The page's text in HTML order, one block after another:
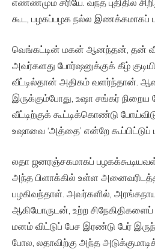
கூட, பழகப்பழக நல்ல இணக்கமாகப்
வெங்கட்டின் மகன் ஆனந்தன், தன்
அவர்களது போர்ஷனுக்குக் கீழ்
வீட்டில்தான் அதிகம் வளர்ந்தான்.
இருக்கும்போது, உஷா சங்கர்
வீட்டிற்குக் கூட்டிக்கொண்டு
உஷாவை ‘அத்தை’ என்றே கூப்பிட்டுப்
லதா ஜனரஞ்சகமாகப் பழகக்கூடியவள்.
அந்த பிளாக்கில் உள்ள
பழகிவந்தாள். அவர்களில்,
ஆகியோருடன், உற்ற
மனம் விட்டுப் பேச இரண்டு பேர்
போல, லதாவிற்கு அந்த அடுக்குமாடிக்